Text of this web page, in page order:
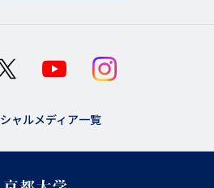
ャルメディア一覧